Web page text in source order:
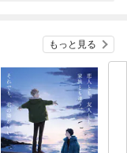
もっと見る